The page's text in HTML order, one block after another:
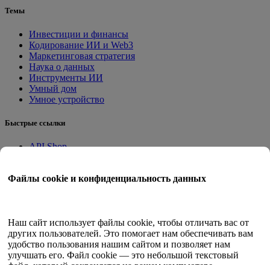
Файлы cookie и конфиденциальность данных
Наш сайт использует файлы cookie, чтобы отличать вас от
других пользователей. Это помогает нам обеспечивать вам
удобство пользования нашим сайтом и позволяет нам
улучшать его. Файл cookie — это небольшой текстовый
Темы
Инвестиции и финансы
Кодирование ИИ и Web3
Маркетинговая стратегия
Наука о данных
Инструменты ИИ
Умный дом
Умное устройство
Быстрые ссылки
API Shop
Квант Трейд
Документы
API-тестер
HTML-карта сайта